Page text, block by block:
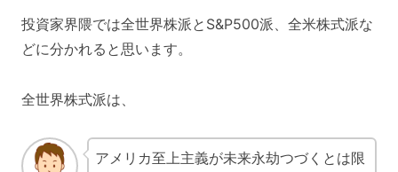
投資家界隈では全世界株派とS&P500派、全米株式派な
どに分かれると思います。
全世界株式派は、
アメリカ至上主義が未来永劫つづくとは限